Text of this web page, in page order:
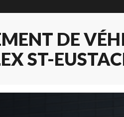
DE
ST-